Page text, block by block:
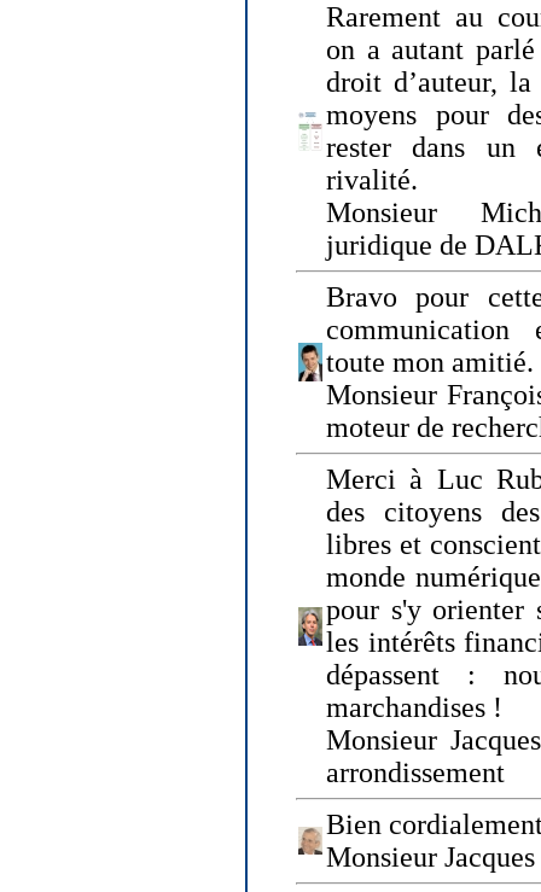
Rarement au
on a autant
droit d’auteur,
moyens pour
rester dans un
rivalité.
Monsieur
juridique de
Bravo pour
communication
toute mon amitié.
Monsieur
moteur de
Merci à Luc
des citoyens
libres et
monde
pour s'y orienter
les intérêts
dépassent :
marchandises !
Monsieur
arrondissement
Bien
Monsieur